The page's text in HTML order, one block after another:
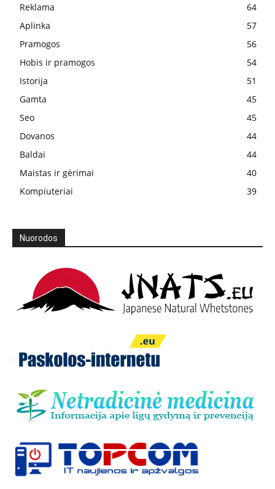
Reklama
64
Aplinka
57
Pramogos
56
Hobis ir pramogos
54
Istorija
51
Gamta
45
Seo
45
Dovanos
44
Baldai
44
Maistas ir gėrimai
40
Kompiuteriai
39
Nuorodos